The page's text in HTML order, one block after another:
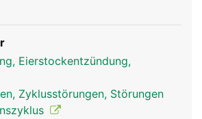
Jeder Follikel enthält eine
im gebärfähigen Alter stossen
Monat eine Eizelle aus, was
bezeichnet wird.
Eierstockentzündung,
Zyklusstörungen, Störungen